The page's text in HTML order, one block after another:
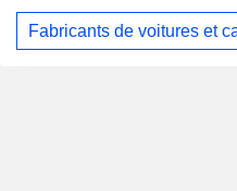
Fabricants de voitures et